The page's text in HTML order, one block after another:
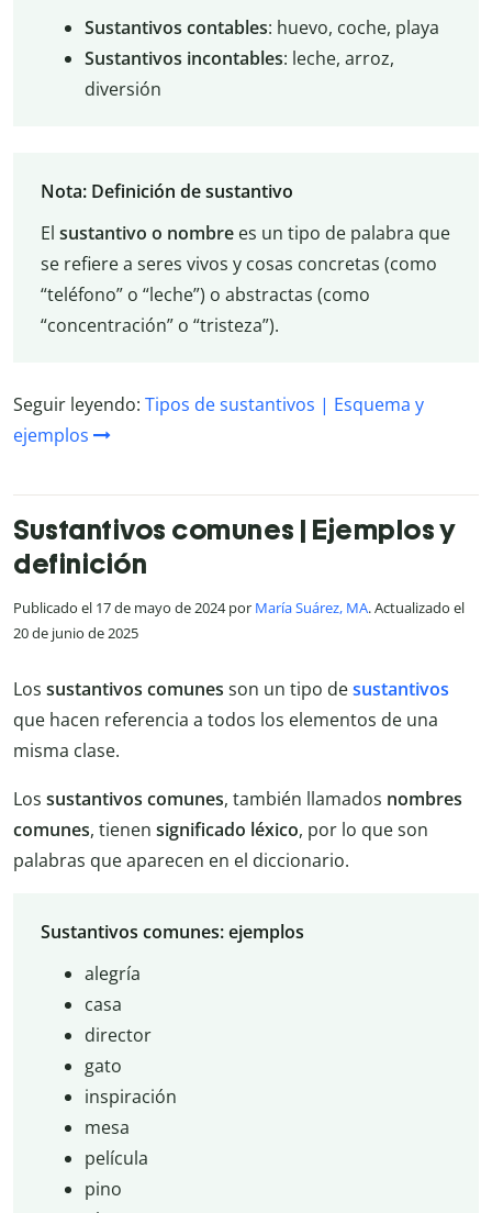
Sustantivos contables: huevo, coche, playa
Sustantivos incontables: leche, arroz,
diversión
Nota: Definición de sustantivo
El sustantivo o nombrees un tipo de palabra que
se refiere a seres vivos y cosas concretas (como
“teléfono” o “leche”) o abstractas (como
“concentración” o “tristeza”).
Seguir leyendo: Tipos de sustantivos | Esquema y
ejemplos
Sustantivos comunes | Ejemplos y
definición
Publicado el 17 de mayo de 2024 por María Suárez, MA. Actualizado el
20 de junio de 2025
Los sustantivos comunes son un tipo desustantivos
que hacen referencia a todos los elementos de una
misma clase.
Los sustantivos comunes, también llamados nombres
comunes, tienen significado léxico, por lo que son
palabras que aparecen en el diccionario.
Sustantivos comunes: ejemplos
alegría
casa
director
gato
inspiración
mesa
película
pino